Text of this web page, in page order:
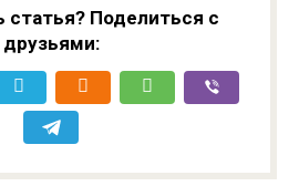
статья? Поделиться с
друзьями: